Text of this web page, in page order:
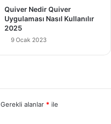
Quiver Nedir Quiver
Uygulaması Nasıl Kullanılır
2025
9 Ocak 2023
Gerekli alanlar * ile